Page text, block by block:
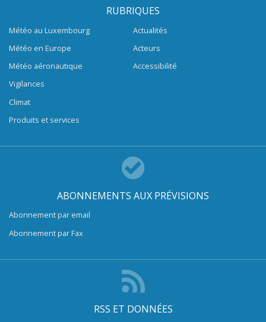
RUBRIQUES
Météo au Luxembourg
Météo en Europe
Météo aéronautique
Vigilances
Climat
Produits et services
Actualités
Acteurs
Accessibilité
ABONNEMENTS AUX PRÉVISIONS
Abonnement par email
Abonnement par Fax
RSS ET DONNÉES